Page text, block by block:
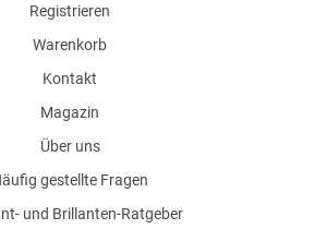
Registrieren
Warenkorb
Kontakt
Magazin
Über uns
gestellte Fragen
und Brillanten-Ratgeber